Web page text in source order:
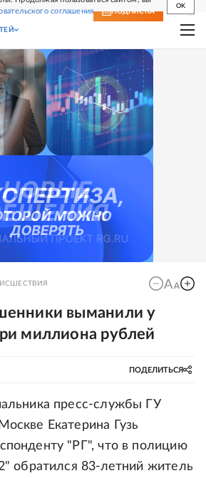
соглашения
OK
ПОДПИСКА
выманили у
миллиона рублей
ПОДЕЛИТЬСЯ
пресс-службы ГУ
Екатерина Гузь
"РГ", что в полицию
обратился 83-летний житель